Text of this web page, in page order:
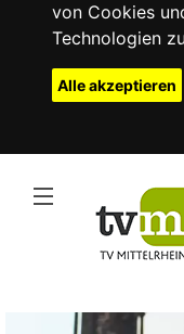
von Cookies
Technologien
Alle akzeptieren